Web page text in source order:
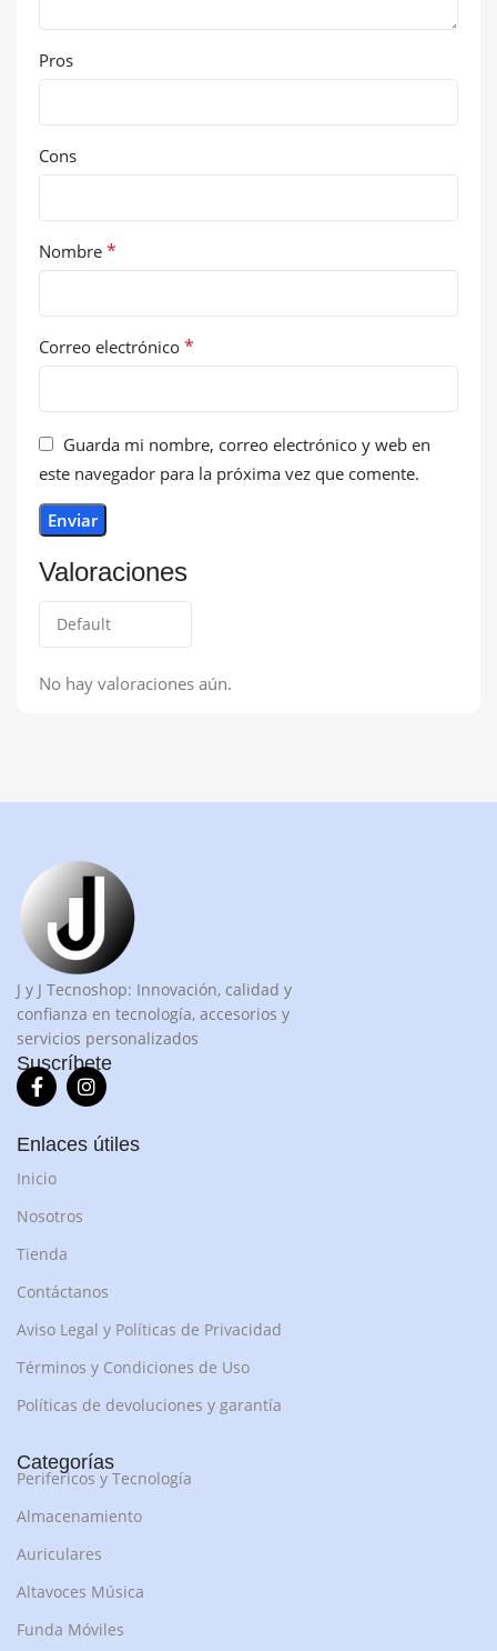
Valoraciones
No hay valoraciones aún.
Pros
Cons
Nombre *
Correo electrónico *
Guarda mi nombre, correo electrónico y web en
este navegador para la próxima vez que comente.
J y J Tecnoshop: Innovación, calidad y
confianza en tecnología, accesorios y
servicios personalizados
Suscríbete
Enlaces útiles
Inicio
Nosotros
Tienda
Contáctanos
Aviso Legal y Políticas de Privacidad
Términos y Condiciones de Uso
Políticas de devoluciones y garantía
Categorías
Perifericos y Tecnología
Almacenamiento
Auriculares
Altavoces Música
Funda Móviles